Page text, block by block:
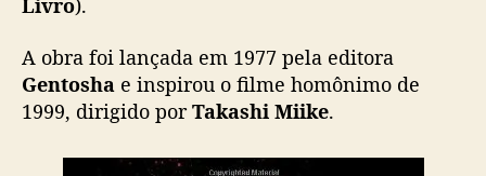
b
l
Livro).
A obra foi lançada em 1977 pela editora
Gentosha e inspirou o filme homônimo de
1999, dirigido porTakashi Miike.